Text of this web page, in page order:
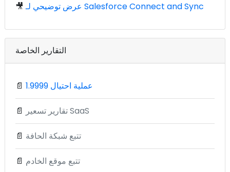
🎥 عرض توضيحي لـ Salesforce Connect and Sync
التقارير الخاصة
📄 1.9999 عملية احتيال
📄 تقارير تسعير SaaS
📄 تتبع شبكة الحافة
📄 تتبع موقع الخادم